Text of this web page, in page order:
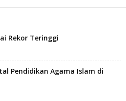
Rekor Teringgi
Pendidikan Agama Islam di